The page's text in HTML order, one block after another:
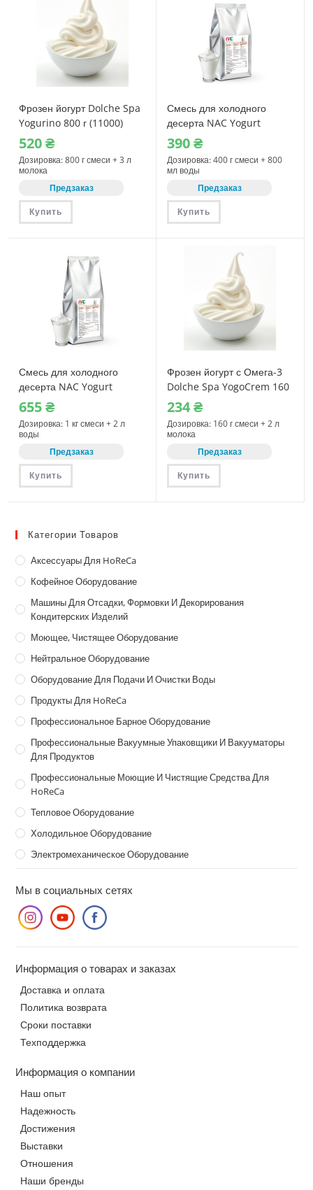
Фрозен йогурт Dolche Spa
Yogurino 800 г (11000)
520₴
Дозировка: 800 г смеси + 3 л
молока
Предзаказ
Купить
Смесь для холодного
десерта NAC Yogurt
(Йогурт), 400 г
390₴
Дозировка: 400 г смеси + 800
мл воды
Предзаказ
Купить
Смесь для холодного
десерта NAC Yogurt
(Йогурт), 1 кг
655₴
Дозировка: 1 кг смеси + 2 л
воды
Предзаказ
Купить
Фрозен йогурт с Омега-3
Dolche Spa YogoCrem 160
г (11112)
234₴
Дозировка: 160 г смеси + 2 л
молока
Предзаказ
Купить
Категории Товаров
Аксессуары Для HoReCa
Кофейное Оборудование
Машины Для Отсадки, Формовки И Декорирования
Кондитерских Изделий
Моющее, Чистящее Оборудование
Нейтральное Оборудование
Оборудование Для Подачи И Очистки Воды
Продукты Для HoReCa
Профессиональное Барное Оборудование
Профессиональные Вакуумные Упаковщики И Вакууматоры
Для Продуктов
Профессиональные Моющие И Чистящие Средства Для
HoReCa
Тепловое Оборудование
Холодильное Оборудование
Электромеханическое Оборудование
Мы в социальных сетях
Информация о товарах и заказах
Доставка и оплата
Политика возврата
Сроки поставки
Техподдержка
Информация о компании
Наш опыт
Надежность
Достижения
Выставки
Отношения
Наши бренды